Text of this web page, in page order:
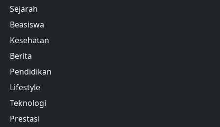
Sejarah
Beasiswa
Kesehatan
Berita
Pendidikan
Lifestyle
Teknologi
Prestasi